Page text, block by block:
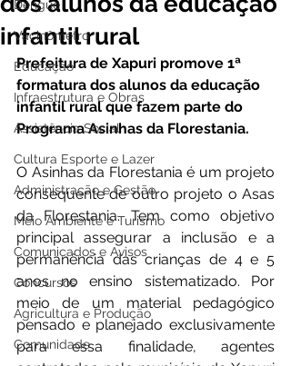
Dengue
Vacinômetro
Educação
Infraestrutura e Obras
Assistência Social
Cultura Esporte e Lazer
Administração e Gestão
Meio Ambiente e Turismo
Comunicados e Avisos
Concursos
Agricultura e Produção
Comunidade
infantil rural
Prefeitura de Xapuri promove 1ª
formatura dos alunos da educação
infantil rural que fazem parte do
Programa Asinhas da Florestania.
O Asinhas da Florestania é um projeto
consequente de outro projeto o Asas
da Florestania. Tem como objetivo
principal assegurar a inclusão e a
permanência das crianças de 4 e 5
anos no ensino sistematizado. Por
meio de um material pedagógico
pensado e planejado exclusivamente
para essa finalidade, agentes